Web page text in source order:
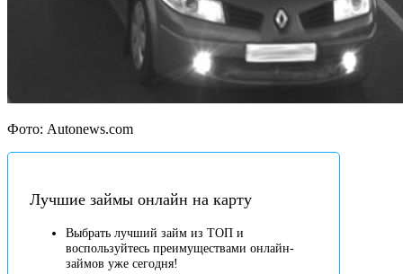
Фото: Autonews.com
Лучшие займы онлайн на карту
Выбрать лучший займ из ТОП и
воспользуйтесь преимуществами онлайн-
займов уже сегодня!